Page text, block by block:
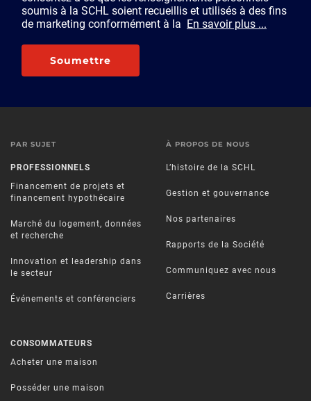
soumis à la SCHL soient recueillis et utilisés à des fins
de marketing conformément à la En savoir plus ...
Soumettre
PAR SUJET
PROFESSIONNELS
Financement de projets et
financement hypothécaire
Marché du logement, données
et recherche
Innovation et leadership dans
le secteur
Événements et conférenciers
CONSOMMATEURS
Acheter une maison
Posséder une maison
À PROPOS DE NOUS
L’histoire de la SCHL
Gestion et gouvernance
Nos partenaires
Rapports de la Société
Communiquez avec nous
Carrières